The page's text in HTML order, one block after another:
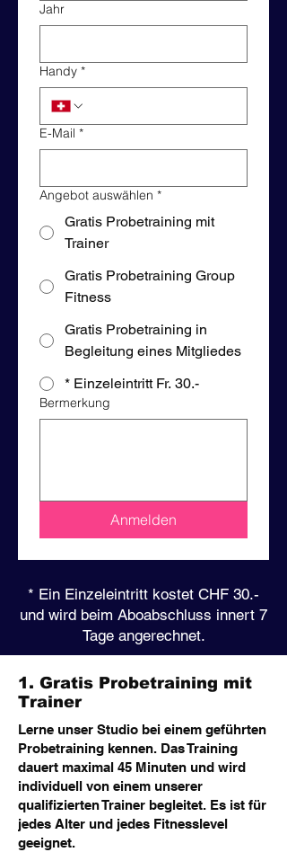
Jahr
Handy *
E-Mail *
Angebot auswählen *
Gratis Probetraining mit
Trainer
Gratis Probetraining Group
Fitness
Gratis Probetraining in
Begleitung eines Mitgliedes
* Einzeleintritt Fr. 30.-
Bermerkung
Anmelden
* Ein Einzeleintritt kostet CHF 30.-
und wird beim Aboabschluss innert 7
Tage angerechnet.
1. Gratis Probetraining mit
Trainer
Lerne unser Studio bei einem geführten
Probetraining kennen. Das Training
dauert maximal 45 Minuten und wird
individuell von einem unserer
qualifizierten Trainer begleitet. Es ist für
jedes Alter und jedes Fitnesslevel
geeignet.